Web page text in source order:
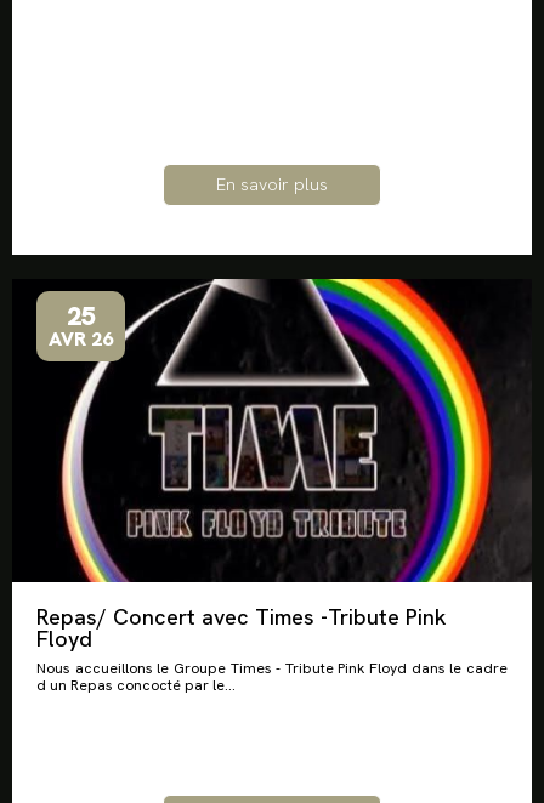
En savoir plus
25
AVR 26
Repas/ Concert avec Times -Tribute Pink
Floyd
Nous accueillons le Groupe Times - Tribute Pink Floyd dans le cadre
d un Repas concocté par le...